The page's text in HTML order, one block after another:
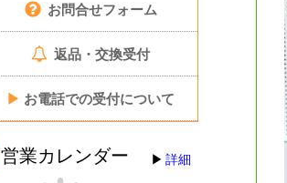
お問合せフォーム
返品・交換受付
▶ お電話での受付について
営業カレンダー 詳細